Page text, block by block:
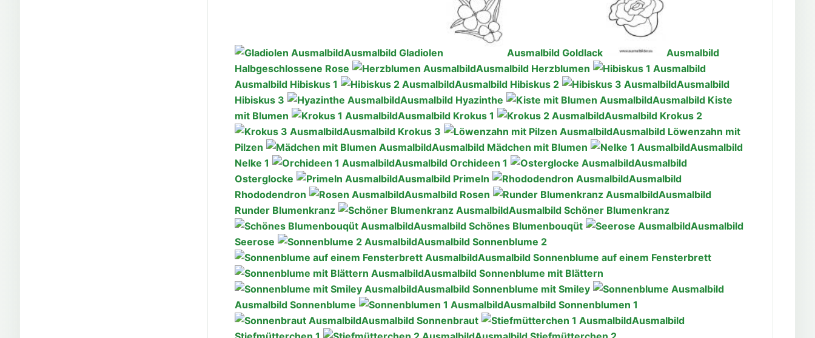
Ausmalbild Gladiolen Ausmalbild Goldlack
Ausmalbild
Halbgeschlossene Rose
Ausmalbild Herzblumen
Ausmalbild Hibiskus 1
Ausmalbild Hibiskus 2
Ausmalbild
Hibiskus 3
Ausmalbild Hyazinthe
Ausmalbild Kiste
mit Blumen
Ausmalbild Krokus 1
Ausmalbild Krokus 2
Ausmalbild Krokus 3
Ausmalbild Löwenzahn mit
Pilzen
Ausmalbild Mädchen mit Blumen
Ausmalbild
Nelke 1
Ausmalbild Orchideen 1
Ausmalbild
Osterglocke
Ausmalbild Primeln
Ausmalbild
Rhododendron
Ausmalbild Rosen
Ausmalbild
Runder Blumenkranz
Ausmalbild Schöner Blumenkranz
Ausmalbild Schönes Blumenbouqüt
Ausmalbild
Seerose
Ausmalbild Sonnenblume 2
Ausmalbild Sonnenblume auf einem Fensterbrett
Ausmalbild Sonnenblume mit Blättern
Ausmalbild Sonnenblume mit Smiley
Ausmalbild Sonnenblume
Ausmalbild Sonnenblumen 1
Ausmalbild Sonnenbraut
Ausmalbild